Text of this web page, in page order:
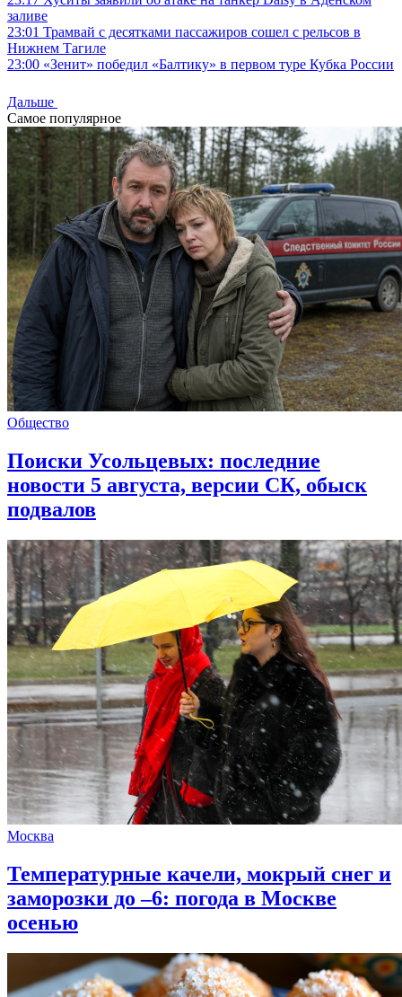
заливе
23:01 Трамвай с десятками пассажиров сошел с рельсов в
Нижнем Тагиле
23:00 «Зенит» победил «Балтику» в первом туре Кубка России
Дальше
Самое популярное
Общество
Поиски Усольцевых: последние
новости 5 августа, версии СК, обыск
подвалов
Москва
Температурные качели, мокрый снег и
заморозки до –6: погода в Москве
осенью